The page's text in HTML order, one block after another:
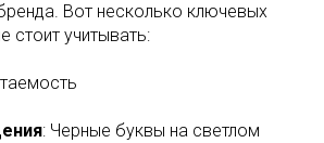
Вот несколько ключевых
стоит учитывать:
: Черные буквы на светлом